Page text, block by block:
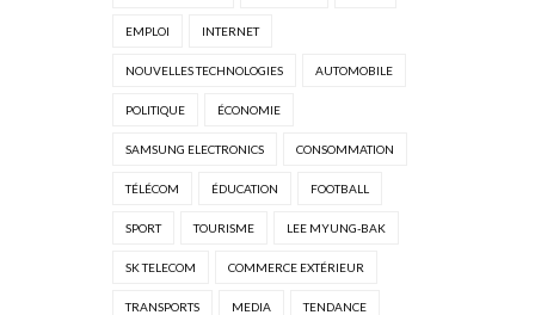
EMPLOI INTERNET
NOUVELLES TECHNOLOGIES AUTOMOBILE
POLITIQUE ÉCONOMIE
SAMSUNG ELECTRONICS CONSOMMATION
TÉLÉCOM ÉDUCATION FOOTBALL
SPORT TOURISME LEE MYUNG-BAK
SK TELECOM COMMERCE EXTÉRIEUR
TRANSPORTS MEDIA TENDANCE